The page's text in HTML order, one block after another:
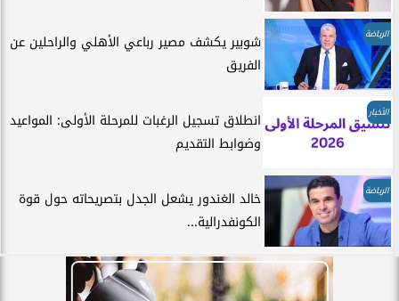
الرياضة
شوبير يكشف مصير رباعي الأهلي والراحلين عن
الفريق
الأخبار
انطلاق تسجيل الرغبات للمرحلة الأولى: المواعيد
وضوابط التقديم
الرياضة
خالد الغندور يشعل الجدل بتصريحاته حول قوة
الكونفدرالية...